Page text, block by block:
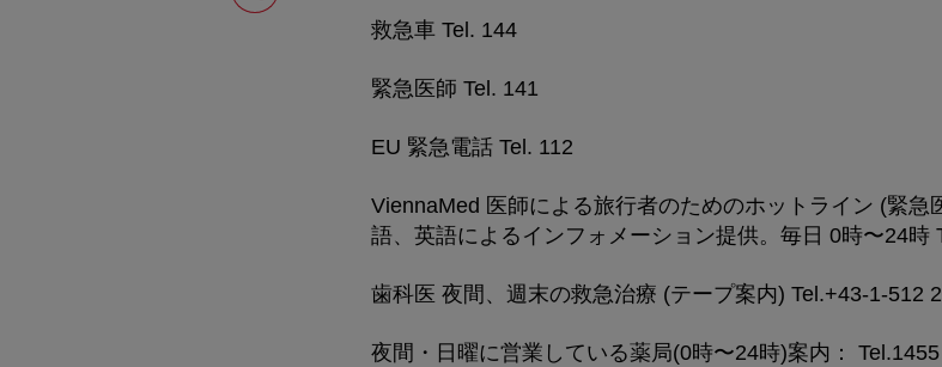
ジ
救急車 Tel. 144
緊急医師 Tel. 141
EU 緊急電話 Tel. 112
ViennaMed 医師による旅行者のためのホットライン (緊急
語、英語によるインフォメーション提供。毎日 0時〜24時
歯科医 夜間、週末の救急治療 (テープ案内) Tel.+43-1-512
夜間・日曜に営業している薬局(0時〜24時)案内： Tel.1455